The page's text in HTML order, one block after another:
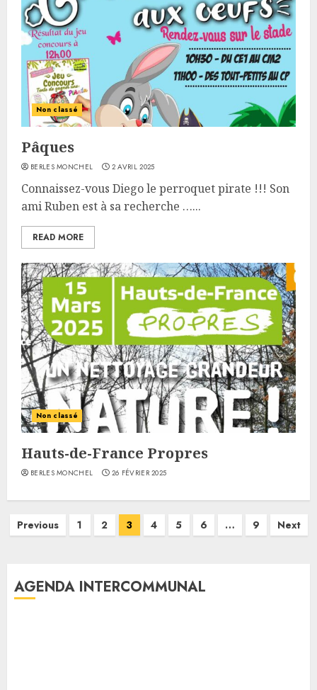
Non classé
Pâques
BERLES MONCHEL 2 AVRIL 2025
Connaissez-vous Diego le perroquet pirate !!! Son
ami Ruben est à sa recherche …...
READ MORE
Non classé
Hauts-de-France Propres
BERLES MONCHEL 26 FÉVRIER 2025
Pagination
Previous 1 2 3 4 5 6 … 9 Next
AGENDA INTERCOMMUNAL